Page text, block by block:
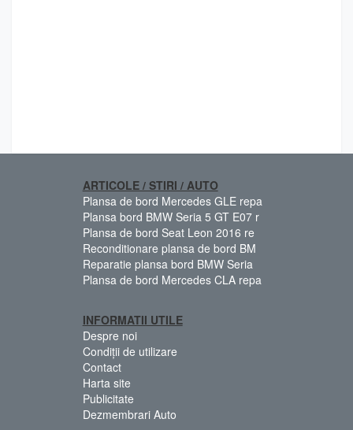
ARTICOLE / STIRI / AUTO
Plansa de bord Mercedes GLE repa
Plansa bord BMW Seria 5 GT E07 r
Plansa de bord Seat Leon 2016 re
Reconditionare plansa de bord BM
Reparatie plansa bord BMW Seria
Plansa de bord Mercedes CLA repa
INFORMATII UTILE
Despre noi
Condiții de utilizare
Contact
Harta site
Publicitate
Dezmembrari Auto